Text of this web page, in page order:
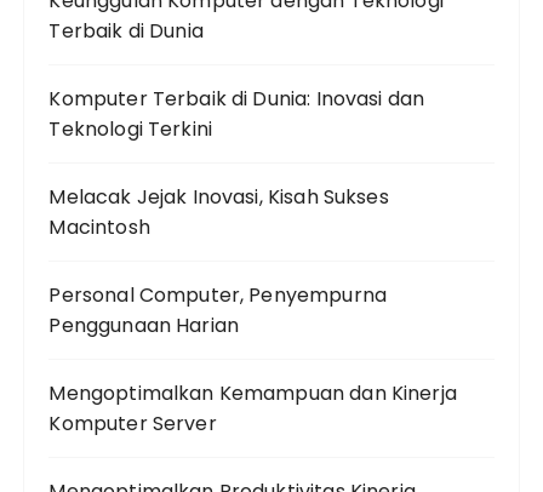
Terbaik di Dunia
Komputer Terbaik di Dunia: Inovasi dan
Teknologi Terkini
Melacak Jejak Inovasi, Kisah Sukses
Macintosh
Personal Computer, Penyempurna
Penggunaan Harian
Mengoptimalkan Kemampuan dan Kinerja
Komputer Server